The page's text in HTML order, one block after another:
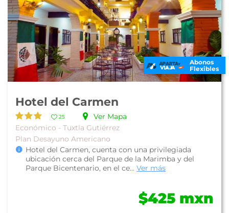
Abonos
Flexibles
Hotel del Carmen
25
Ver Mapa
Económico - Tuxtla Gutiérrez
Plan Desayuno Americano
Hotel del Carmen, cuenta con una privilegiada
ubicación cerca del Parque de la Marimba y del
Parque Bicentenario, en el ce... Ver más
$425 mxn